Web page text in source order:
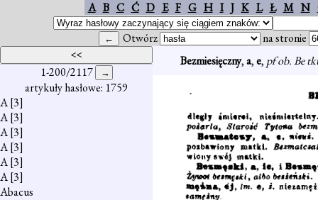
A B C Ć D E F G H I J K L Ł M N
Otwórz na stronie
1-200/2117
artykuły hasłowe: 1759
A[3]
A[3]
A[3]
A[3]
A[3]
A[3]
Abacus
Bezmiesięczny,a,e, pf ob. Be